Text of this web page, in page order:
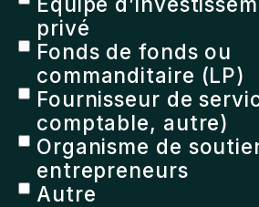
privé
Fonds de fonds ou
commanditaire (LP)
Fournisseur de
comptable, autre)
Organisme de
entrepreneurs
Autre